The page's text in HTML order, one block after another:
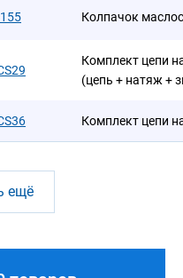
Колпачок
Комплект цепи
(цепь + натяж +
Комплект цепи
ещё